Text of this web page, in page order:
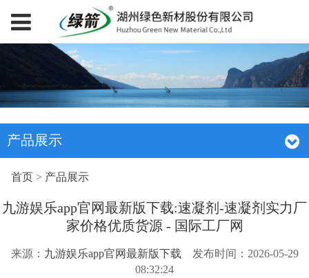
产品展示
首页> 产品展示
九游娱乐app官网最新版下载:速凝剂-速凝剂实力厂
家价格优质货源 - 国际工厂网
来源： 九游娱乐app官网最新版下载 发布时间：2026-05-29
08:32:24